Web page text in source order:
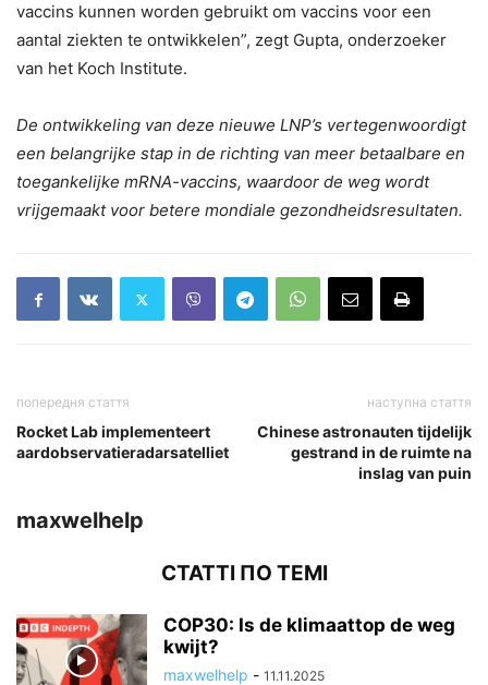
vaccins kunnen worden gebruikt om vaccins voor een
aantal ziekten te ontwikkelen”, zegt Gupta, onderzoeker
van het Koch Institute.
De ontwikkeling van deze nieuwe LNP’s vertegenwoordigt
een belangrijke stap in de richting van meer betaalbare en
toegankelijke mRNA-vaccins, waardoor de weg wordt
vrijgemaakt voor betere mondiale gezondheidsresultaten.
попередня стаття
Rocket Lab implementeert
aardobservatieradarsatelliet
наступна стаття
Chinese astronauten tijdelijk
gestrand in de ruimte na
inslag van puin
maxwelhelp
СТАТТІ ПО ТЕМІ
COP30: Is de klimaattop de weg
kwijt?
maxwelhelp - 11.11.2025